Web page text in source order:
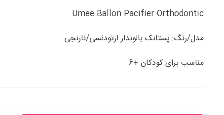
Umee Ballon Pacifier Orthodontic
مدل/رنگ: پستانک بالوندار ارتودنسی/نارنجی
مناسب برای کودکان +6